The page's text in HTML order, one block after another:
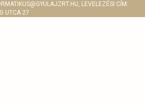
, LEVELEZÉSI CÍM:
UTCA 27